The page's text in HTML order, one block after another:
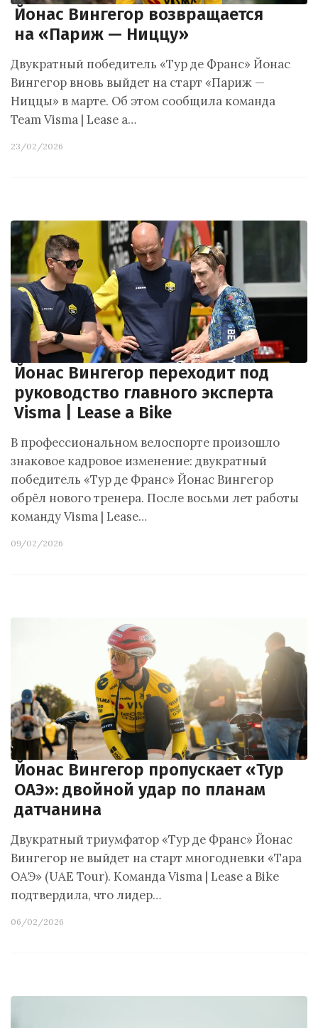
Йонас Вингегор возвращается
на «Париж — Ниццу»
Двукратный победитель «Тур де Франс» Йонас
Вингегор вновь выйдет на старт «Париж —
Ниццы» в марте. Об этом сообщила команда
Team Visma | Lease a…
23/02/2026
Йонас Вингегор переходит под
руководство главного эксперта
Visma | Lease a Bike
В профессиональном велоспорте произошло
знаковое кадровое изменение: двукратный
победитель «Тур де Франс» Йонас Вингегор
обрёл нового тренера. После восьми лет работы
команду Visma | Lease…
09/02/2026
Йонас Вингегор пропускает «Тур
ОАЭ»: двойной удар по планам
датчанина
Двукратный триумфатор «Тур де Франс» Йонас
Вингегор не выйдет на старт многодневки «Тара
ОАЭ» (UAE Tour). Команда Visma | Lease a Bike
подтвердила, что лидер…
06/02/2026